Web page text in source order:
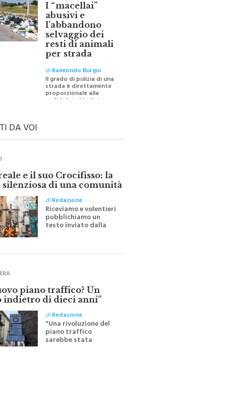
I “macellai”
abusivi e
l’abbandono
selvaggio dei
resti di animali
per strada
diRaimondo Burgio
Il grado di pulizia di una
strada è direttamente
proporzionale alla
civiltà dei cittadini
DA VOI
e il suo Crocifisso: la
silenziosa di una comunità
diRedazione
Riceviamo e volentieri
pubblichiamo un
testo inviato dalla
all'indomani della
Festa del Santissimo
piano traffico? Un
indietro di dieci anni”
diRedazione
"Una rivoluzione del
piano traffico
sarebbe stata